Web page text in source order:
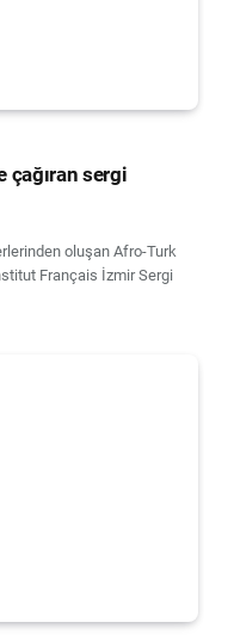
çağıran sergi
oluşan Afro-Turk
Français İzmir Sergi